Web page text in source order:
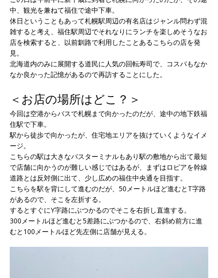
中、観光を兼ねて福住で途中下車。
休日ということもあって札幌駅周辺の有名店はジャンル問わず混
雑すると考え、福住駅周辺でそれなりにランチを楽しめそうなお
店を検索すると、以前釧路で利用したことあるこちらの店を発
見。
北海道内のみに展開する道民に人気の回転寿司で、コスパもなか
なか良かった記憶があるので再訪することにした。
＜お店の場所はどこ？＞
今回は空港からバスで札幌まで向かったのだが、途中の地下鉄福
住駅で下車。
駅から徒歩で向かったが、住宅地エリアを抜けていくようなイメ
ージ。
こちらの駅は大きなバスターミナルもあり駅の敷地から出て最短
で店舗に向かうのが難しい感じではあるが、まずはロピアを幹線
道路とは反対側に出て、少し広めの福住中央通を目指す。
こちらを駅を背にして進むのだが、50メートルほど進むとT字路
があるので、そこを左折する。
するとすぐにY字路にぶつかるのでそこを右折し直進する。
300メートルほど進むと5差路にぶつかるので、右斜め前方に進
むと100メートルほど先左側に店舗が見える。